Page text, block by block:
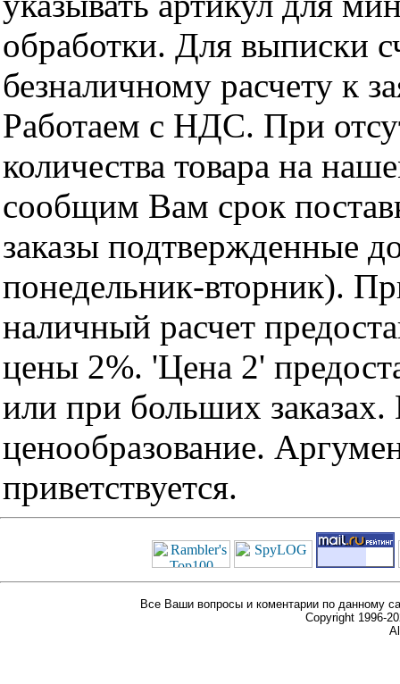
обработки. Для выписки
безналичному расчету к
Работаем с НДС. При
количества товара на
сообщим Вам срок
заказы подтвержденные
понедельник-вторник).
наличный расчет
цены 2%. 'Цена 2'
или при больших
ценообразование.
приветствуется.
Все Ваши вопросы и коментарии по данному
Copyright 1996-